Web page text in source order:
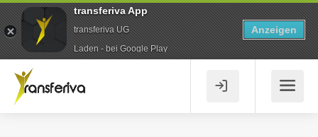
transferiva App
transferiva UG
Laden - bei Google Play
Anzeigen